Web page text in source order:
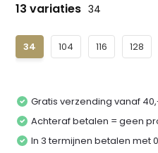
13 variaties 34
104 116 128
34
Gratis verzending vanaf
Achteraf betalen = geen
In 3 termijnen betalen met